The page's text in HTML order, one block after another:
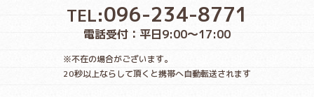
TEL:096-234-8771
電話受付：平日9:00〜17:00
※不在の場合がございます。
20秒以上ならして頂くと携帯へ自動転送されます